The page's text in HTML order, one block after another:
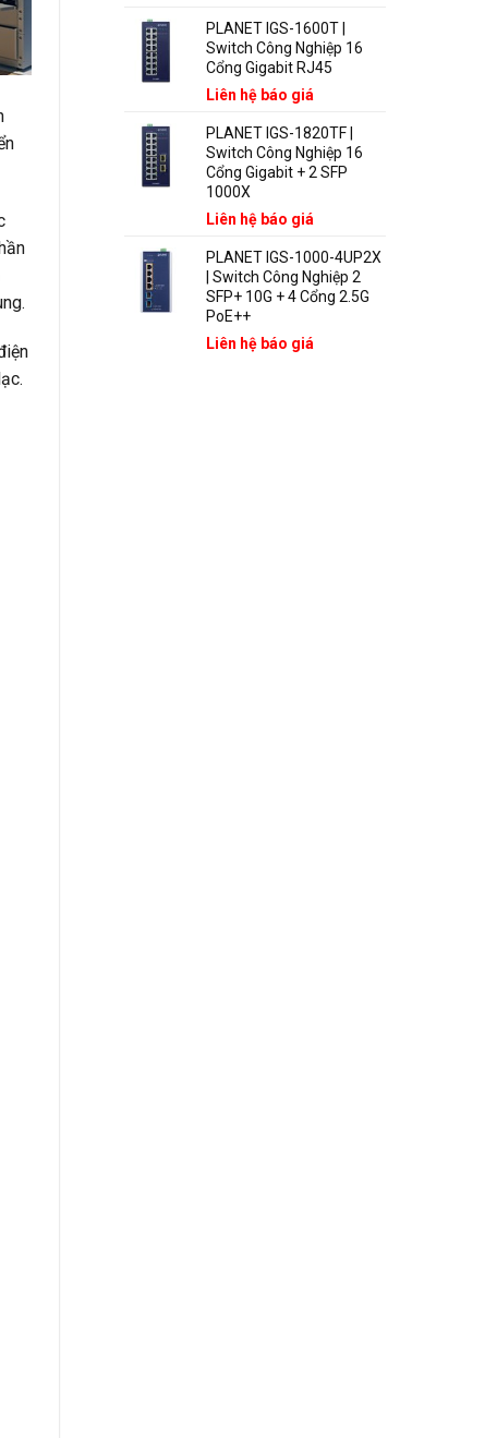
PLANET IGS-1600T |
Switch Công Nghiệp 16
Cổng Gigabit RJ45
Liên hệ báo giá
PLANET IGS-1820TF |
Switch Công Nghiệp 16
Cổng Gigabit + 2 SFP
1000X
Liên hệ báo giá
PLANET IGS-1000-4UP2X
| Switch Công Nghiệp 2
SFP+ 10G + 4 Cổng 2.5G
PoE++
Liên hệ báo giá